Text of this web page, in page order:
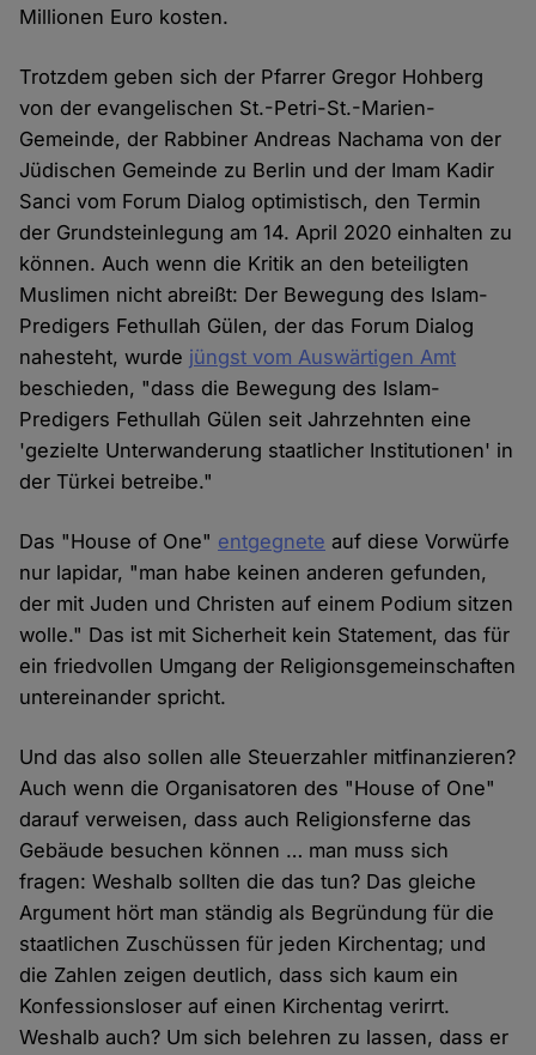
Millionen Euro kosten.
Trotzdem geben sich der Pfarrer Gregor Hohberg
von der evangelischen St.-Petri-St.-Marien-
Gemeinde, der Rabbiner Andreas Nachama von der
Jüdischen Gemeinde zu Berlin und der Imam Kadir
Sanci vom Forum Dialog optimistisch, den Termin
der Grundsteinlegung am 14. April 2020 einhalten zu
können. Auch wenn die Kritik an den beteiligten
Muslimen nicht abreißt: Der Bewegung des Islam-
Predigers Fethullah Gülen, der das Forum Dialog
nahesteht, wurde jüngst vom Auswärtigen Amt
beschieden, "dass die Bewegung des Islam-
Predigers Fethullah Gülen seit Jahrzehnten eine
'gezielte Unterwanderung staatlicher Institutionen' in
der Türkei betreibe."
Das "House of One" entgegnete auf diese Vorwürfe
nur lapidar, "man habe keinen anderen gefunden,
der mit Juden und Christen auf einem Podium sitzen
wolle." Das ist mit Sicherheit kein Statement, das für
ein friedvollen Umgang der Religionsgemeinschaften
untereinander spricht.
Und das also sollen alle Steuerzahler mitfinanzieren?
Auch wenn die Organisatoren des "House of One"
darauf verweisen, dass auch Religionsferne das
Gebäude besuchen können … man muss sich
fragen: Weshalb sollten die das tun? Das gleiche
Argument hört man ständig als Begründung für die
staatlichen Zuschüssen für jeden Kirchentag; und
die Zahlen zeigen deutlich, dass sich kaum ein
Konfessionsloser auf einen Kirchentag verirrt.
Weshalb auch? Um sich belehren zu lassen, dass er